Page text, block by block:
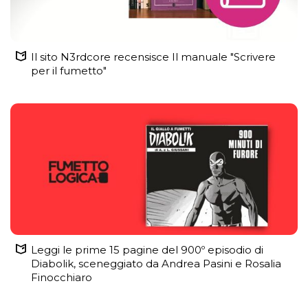
Il sito N3rdcore recensisce Il manuale "Scrivere
per il fumetto"
Leggi le prime 15 pagine del 900º episodio di
Diabolik, sceneggiato da Andrea Pasini e Rosalia
Finocchiaro